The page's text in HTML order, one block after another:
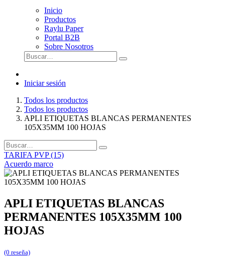
Inicio
Productos
Raylu Paper
Portal B2B
Sobre Nosotros
Iniciar sesión
Todos los productos
Todos los productos
APLI ETIQUETAS BLANCAS PERMANENTES
105X35MM 100 HOJAS
TARIFA PVP (15)
Acuerdo marco
APLI ETIQUETAS BLANCAS
PERMANENTES 105X35MM 100
HOJAS
(0 reseña)